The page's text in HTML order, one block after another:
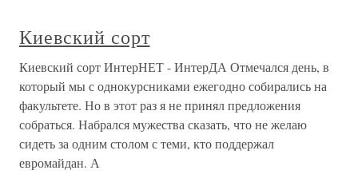
Киевский сорт
Киевский сорт ИнтерНЕТ - ИнтерДА Отмечался день, в
который мы с однокурсниками ежегодно собирались на
факультете. Но в этот раз я не принял предложения
собраться. Набрался мужества сказать, что не желаю
сидеть за одним столом с теми, кто поддержал
евромайдан. А